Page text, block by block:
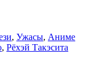
, Ужасы, Аниме
, Рёхэй Такэсита